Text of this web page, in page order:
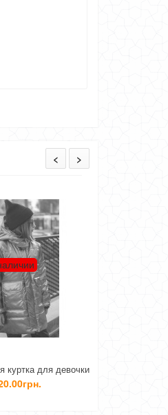
Длинная детская куртка для
< >